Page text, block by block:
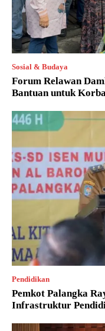
Sosial & Budaya
Forum Relawan
Bantuan untuk
Pendidikan
Pemkot Palangka
Infrastruktur